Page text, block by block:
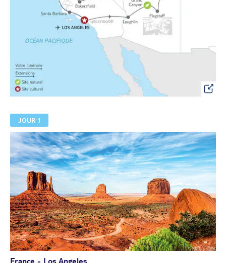
JOUR 1
France - Los Angeles